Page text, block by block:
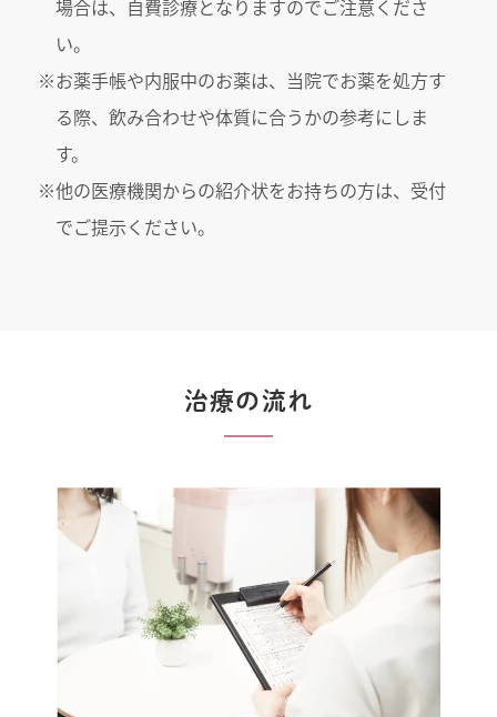
場合は、自費診療となりますのでご注意くださ
い。
※お薬手帳や内服中のお薬は、当院でお薬を処方す
る際、飲み合わせや体質に合うかの参考にしま
す。
※他の医療機関からの紹介状をお持ちの方は、受付
でご提示ください。
治療の流れ